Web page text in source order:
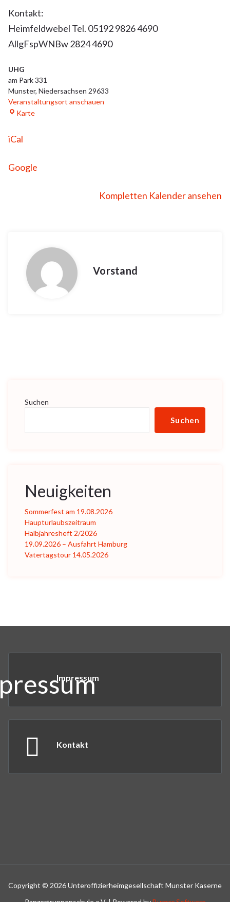
Kontakt:
Heimfeldwebel Tel. 05192 9826 4690
AllgFspWNBw 2824 4690
UHG
am Park 331
Munster, Niedersachsen 29633
Veranstaltungsort anschauen
Karte
iCal
Google
Kompletten Kalender ansehen
Vorstand
Suchen
Suchen
Neuigkeiten
Sommerfest am 19.08.2026
Haupturlaubszeitraum
Halbjahresheft 2/2026
19.09.2026 – Ausfahrt Hamburg
Vatertagstour 14.05.2026
Impressum
Kontakt
Copyright © 2026 Unteroffizierheimgesellschaft Munster Kaserne